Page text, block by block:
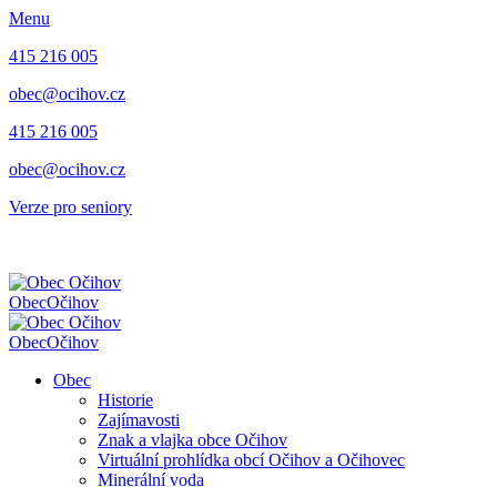
Menu
415 216 005
obec@ocihov.cz
415 216 005
obec@ocihov.cz
Verze pro seniory
ObecOčihov
ObecOčihov
Obec
Historie
Zajímavosti
Znak a vlajka obce Očihov
Virtuální prohlídka obcí Očihov a Očihovec
Minerální voda